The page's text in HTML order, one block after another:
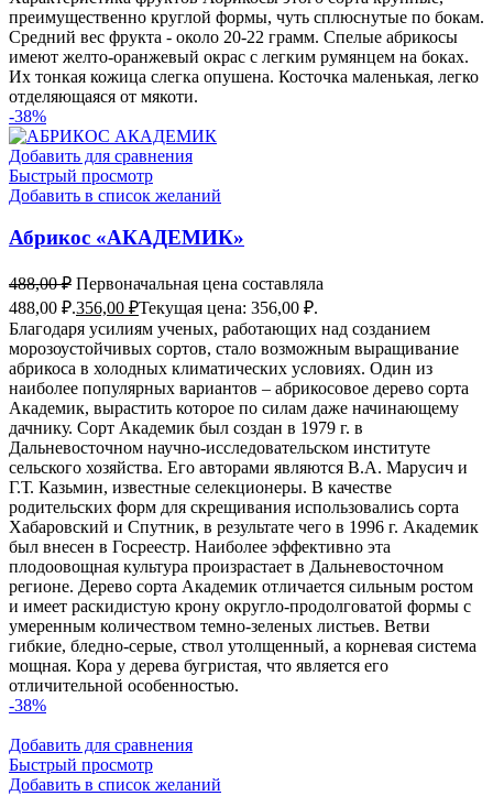
преимущественно круглой формы, чуть сплюснутые по бокам.
Средний вес фрукта - около 20-22 грамм. Спелые абрикосы
имеют желто-оранжевый окрас с легким румянцем на боках.
Их тонкая кожица слегка опушена. Косточка маленькая, легко
отделяющаяся от мякоти.
-38%
Добавить для сравнения
Быстрый просмотр
Добавить в список желаний
Абрикос «АКАДЕМИК»
488,00₽ Первоначальная цена составляла
488,00 ₽.356,00 ₽Текущая цена: 356,00 ₽.
Благодаря усилиям ученых, работающих над созданием
морозоустойчивых сортов, стало возможным выращивание
абрикоса в холодных климатических условиях. Один из
наиболее популярных вариантов – абрикосовое дерево сорта
Академик, вырастить которое по силам даже начинающему
дачнику. Сорт Академик был создан в 1979 г. в
Дальневосточном научно-исследовательском институте
сельского хозяйства. Его авторами являются В.А. Марусич и
Г.Т. Казьмин, известные селекционеры. В качестве
родительских форм для скрещивания использовались сорта
Хабаровский и Спутник, в результате чего в 1996 г. Академик
был внесен в Госреестр. Наиболее эффективно эта
плодоовощная культура произрастает в Дальневосточном
регионе. Дерево сорта Академик отличается сильным ростом
и имеет раскидистую крону округло-продолговатой формы с
умеренным количеством темно-зеленых листьев. Ветви
гибкие, бледно-серые, ствол утолщенный, а корневая система
мощная. Кора у дерева бугристая, что является его
отличительной особенностью.
-38%
Добавить для сравнения
Быстрый просмотр
Добавить в список желаний